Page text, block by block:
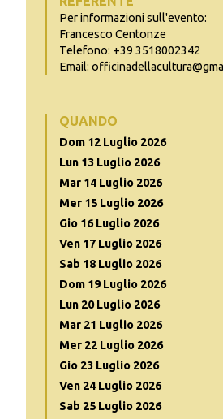
Per informazioni sull'evento:
Francesco Centonze
Telefono: +39 3518002342
Email:
QUANDO
Dom 12 Luglio 2026
Lun 13 Luglio 2026
Mar 14 Luglio 2026
Mer 15 Luglio 2026
Gio 16 Luglio 2026
Ven 17 Luglio 2026
Sab 18 Luglio 2026
Dom 19 Luglio 2026
Lun 20 Luglio 2026
Mar 21 Luglio 2026
Mer 22 Luglio 2026
Gio 23 Luglio 2026
Ven 24 Luglio 2026
Sab 25 Luglio 2026